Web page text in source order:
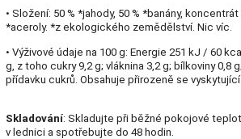
• Složení: 50 % *jahody, 50 % *banány,
*aceroly. *z ekologického zemědělství. Nic víc.
• Výživové údaje na 100 g: Energie 251 kJ / 60
g, z toho cukry 9,2 g; vláknina 3,2 g; bílkoviny 0,8
přídavku cukrů. Obsahuje přirozeně se vyskytující
Skladování: Skladujte při běžné pokojové
v lednici a spotřebujte do 48 hodin.